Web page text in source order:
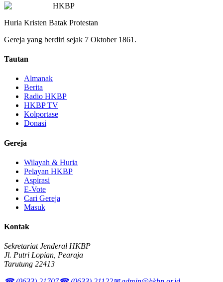
HKBP
Huria Kristen Batak Protestan
Gereja yang berdiri sejak 7 Oktober 1861.
Tautan
Almanak
Berita
Radio HKBP
HKBP TV
Kolportase
Donasi
Gereja
Wilayah & Huria
Pelayan HKBP
Aspirasi
E-Vote
Cari Gereja
Masuk
Kontak
Sekretariat Jenderal HKBP
Jl. Putri Lopian, Pearaja
Tarutung 22413